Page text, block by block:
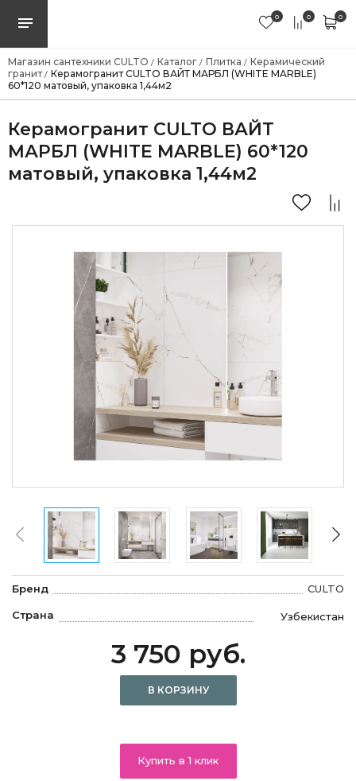
0 0 0
Магазин сантехники CULTO / Каталог / Плитка / Керамический
гранит/ Керамогранит CULTO ВАЙТ МАРБЛ (WHITE MARBLE)
60*120 матовый, упаковка 1,44м2
Керамогранит CULTO ВАЙТ
МАРБЛ (WHITE MARBLE) 60*120
матовый, упаковка 1,44м2
Бренд CULTO
Страна Узбекистан
3 750 руб.
В КОРЗИНУ
Купить в 1 клик